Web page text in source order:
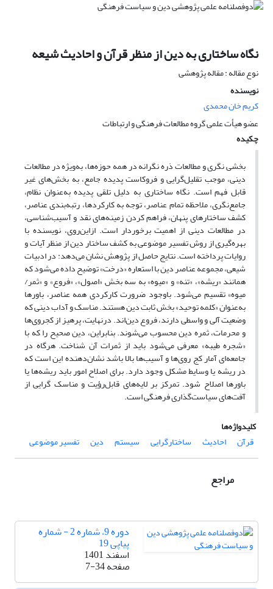
نگاه ساختاری به دین از منظر قرآن و احادیث شیعه
نوع مقاله : مقاله پژوهشی
نویسنده
کریم خان محمدی
عضو هیأت علمی گروه مطالعات فرهنگی و ارتباطات
چکیده
بخشی نگری و مطالعات ذره نگرانه در همه حوزه‌ها، به‌ویژه در مطالعات
دینی، موجب تقلیل‌گرایی و فروکاست پدیده جامع، به بخش‌های غیر
قابل‌ فهم است. نگاه ساختاری به دلیل تلقی پدیده به‌عنوان نظام،
جامع‌نگری، ملاحظه تمام عناصر، توجه به کارکردها، رتبه‌بندی عناصر،
کشف ساختارهای پنهان، فراهم کردن زمینه‌های نقد و آسیب‌شناسی،
در مطالعات دینی از اهمیت برخوردار است. ازاین‌روی، نویسنده با
بهره‌گیری از روش تفسیر موضوعی به کشف ساختار دین از منظر آیات و
روایات پرداخته است. نتایج حاصل از پژوهش نشان می‌دهد: در ادبیات
شیعی، مجموعه عناصر دین با استعاره «درخت» توضیح داده می‌شود که
همانند «ریشه»، «تنه» و «میوه» به سه بخش «اصول»، «فروع» و «ثمر/
میوه» تقسیم می‌شود. باوجود ضرورت کارکردی همه عناصر، باورها
به‌عنوان «کلمه توحید» بخش ثابت دین هستند. مناسک و آداب دینی که
وضعیت آلی و واسطی دارند، فروع دین‌اند. درنهایت، پرهیز از کجروی‌ها
و محرمات، ثمره دین محسوب می‌شوند. بنابراین، دین صحیح را که با
«شجره طیبه» معرفی می‌شود باید از ثمرات آن شناخت. هرگاه در
جامعه‌ای آمار کج روی‌ها و آسیب‌ها بالا باشد نشان‌دهنده این است که
در ریشه یا وسایط مشکل وجود دارد. برای اصلاح امور باید ریشه‌ها یا
باورها اصلاح شود. تمرکز بر لایه‌های قابل‌رؤیت و مناسک گرایی از
آفت‌های سیاست‌گذاری فرهنگی است.
کلیدواژه‌ها
قرآن
احادیث ساختارگرایی سیستم دین تفسیر موضوعی
مراجع
دوره 9، شماره 2 - شماره
پیاپی 19
اسفند 1401
صفحه7-34